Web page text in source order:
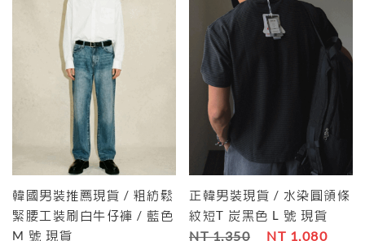
韓國男裝推薦現貨 / 粗紡鬆
緊腰工裝刷白牛仔褲 / 藍色
M 號 現貨
正韓男裝現貨 / 水染圓領條
紋短T 炭黑色 L 號 現貨
NT 1,350 NT 1,080